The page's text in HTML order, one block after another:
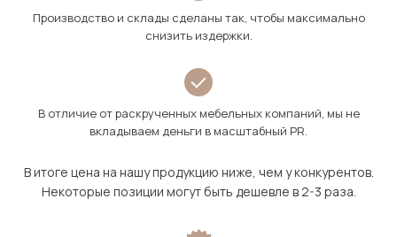
Производство и склады сделаны так, чтобы максимально
снизить издержки.
В отличие от раскрученных мебельных компаний, мы не
вкладываем деньги в масштабный PR.
В итоге цена на нашу продукцию ниже, чем у конкурентов.
Некоторые позиции могут быть дешевле в 2-3 раза.